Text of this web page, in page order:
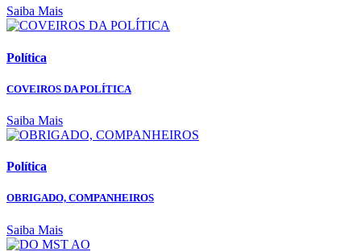
Saiba Mais
Política
COVEIROS DA POLÍTICA
Saiba Mais
Política
OBRIGADO, COMPANHEIROS
Saiba Mais